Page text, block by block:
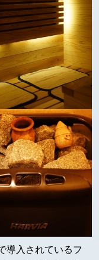
導入されているフ